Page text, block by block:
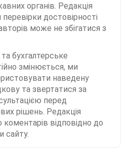
органів. Редакція
достовірності
може не збігатися з
бухгалтерське
змінюється, ми
наведену
та звертатися за
перед
рішень. Редакція
відповідно до
сайту.